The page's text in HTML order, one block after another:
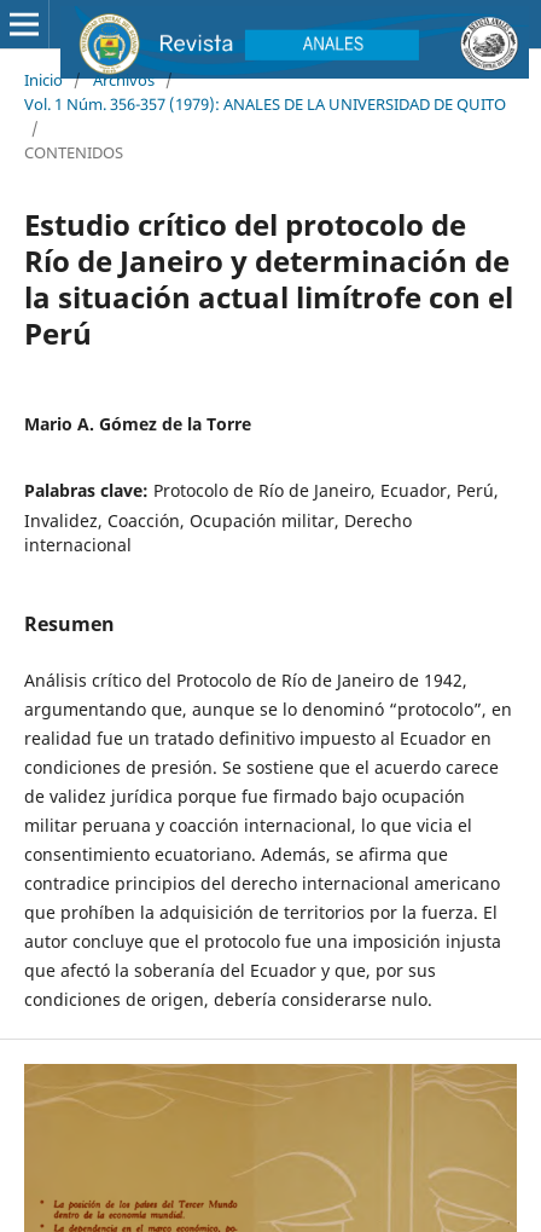
Inicio / Archivos /
Vol. 1 Núm. 356-357 (1979): ANALES DE LA UNIVERSIDAD DE QUITO
/
CONTENIDOS
Estudio crítico del protocolo de
Río de Janeiro y determinación de
la situación actual limítrofe con el
Perú
Mario A. Gómez de la Torre
Palabras clave: Protocolo de Río de Janeiro, Ecuador, Perú,
Invalidez, Coacción, Ocupación militar, Derecho
internacional
Resumen
Análisis crítico del Protocolo de Río de Janeiro de 1942,
argumentando que, aunque se lo denominó “protocolo”, en
realidad fue un tratado definitivo impuesto al Ecuador en
condiciones de presión. Se sostiene que el acuerdo carece
de validez jurídica porque fue firmado bajo ocupación
militar peruana y coacción internacional, lo que vicia el
consentimiento ecuatoriano. Además, se afirma que
contradice principios del derecho internacional americano
que prohíben la adquisición de territorios por la fuerza. El
autor concluye que el protocolo fue una imposición injusta
que afectó la soberanía del Ecuador y que, por sus
condiciones de origen, debería considerarse nulo.